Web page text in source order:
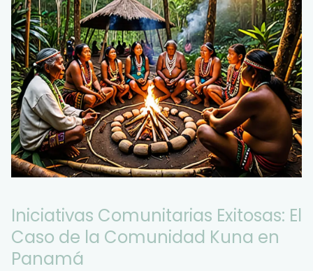
Iniciativas Comunitarias Exitosas: El
Caso de la Comunidad Kuna en
Panamá